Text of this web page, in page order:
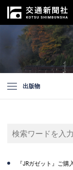
出版物
『JRガゼット』ご